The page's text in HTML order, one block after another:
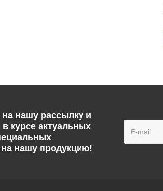
нашу рассылку и
в курсе актуальных
нашу продукцию!